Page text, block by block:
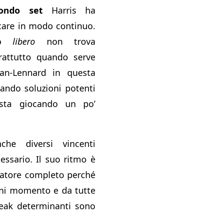
setHarris ha
in modo continuo.
libero non trova
quando serve
Lennard in questa
soluzioni potenti
giocando un po’
diversi vincenti
Il suo ritmo è
completo perché
momento e da tutte
determinanti sono